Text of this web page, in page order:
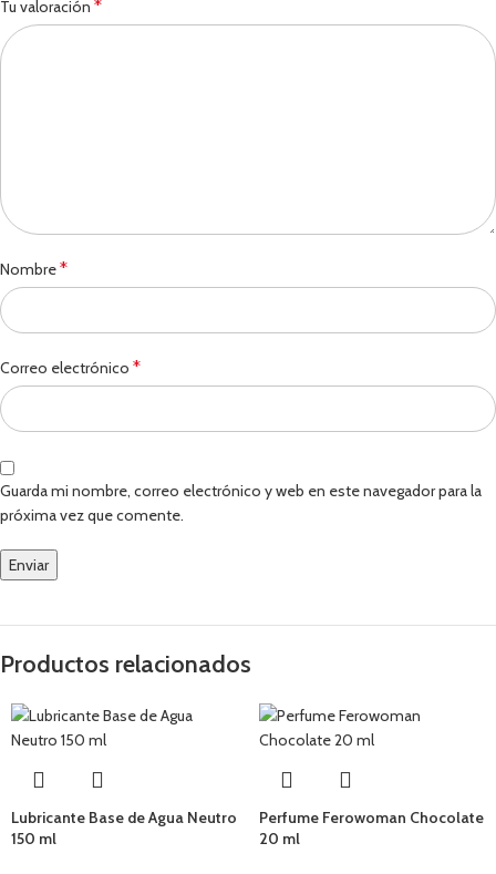
Tu valoración *
Nombre*
Correo electrónico *
Guarda mi nombre, correo electrónico y web en este navegador para la
próxima vez que comente.
Productos relacionados
Lubricante Base de Agua Neutro
150 ml
Perfume Ferowoman Chocolate
20 ml